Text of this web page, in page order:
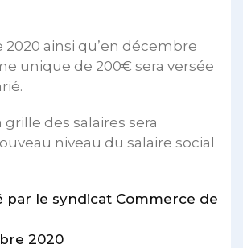
ainsi qu’en décembre
unique de 200€ sera versée
grille des salaires sera
niveau du salaire social
par le syndicat Commerce de
2020